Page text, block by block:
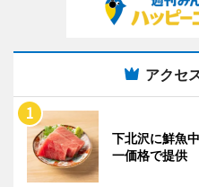
アクセ
下北沢に鮮魚
一価格で提供